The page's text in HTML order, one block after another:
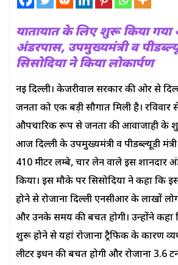
यातायात के लिए शुरू किया
अंडरपास, उपमुख्यमंत्री व
सिसोदिया ने किया लोकार्पण
नई दिल्ली। केजरीवाल सरकार की ओर से
जनता को एक बड़ी सौगात मिली है।
औपचारिक रूप से जनता की आवाजाही के
आज दिल्ली के उपमुख्यमंत्री व पीडब्ल्यूडी
410 मीटर लम्बे, चार लेन वाले इस शानदार
किया। इस मौके पर सिसोदिया ने कहा कि
होने से रोजाना दिल्ली एनसीआर के लाखों
और उनके समय की बचत होगी। उन्होंने
शुरू होने से यहां रोजाना ट्रैफिक के कारण
लीटर ईधन की बचत होगी और रोजाना 3.6